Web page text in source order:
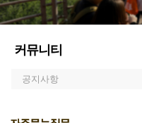
커뮤니티
공지사항